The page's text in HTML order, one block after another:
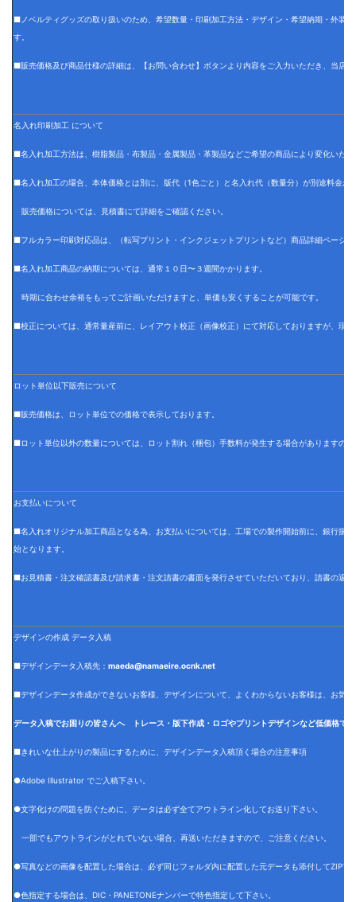
■ノベルティグッズの取り扱いのため、希望数量・印刷加工方法・デザイン・希望納期・外装
す。
■販売価格及び商品仕様の詳細は、【お問い合わせ】ボタンより内容をご入力いただき、当店
名入れ印刷加工 について
■名入れ加工方法は、樹脂製品・布製品・金属製品・革製品などご希望の商品により変化いたし
■名入れ加工の場合、本体価格とは別に、版代（1色ごと）と名入れ代（数量分）が別途料金が
販売価格については、見積書にて詳細をご確認ください。
■フルカラー印刷対応品は、（転写プリント・インクジェットプリントなど）商品詳細ページ
■名入れ加工商品の納期については、通常１０日〜３週間かかります。
時期に合わせ余裕をもってご計画いただけますと、単価も安くすることが可能です。
■校正については、通常量産前に、レイアウト校正（画像校正）にて対応しておりますが、現
ロット単位以下販売について
■販売価格は、ロット単位での価格で表示しております。
■ロット単位以外の数量については、ロット割れ（梱包）手数料が発生する場合がありますの
お支払いについて
■名入れオリジナル加工商品となる為、お支払いについては、工場での製作開始前に、銀行振
始となります。
■お見積書・注文確認書及び請求書・注文請書の書面を発行させていただいており、請書の返
デザインの作成 データ入稿
■デザインデータ入稿先： maeda@namaeire.ocnk.net
■デザインデータ作成ができないお客様、デザインについて、よくわからないお客様は、お気
データ入稿でお困りの皆さんへ トレース・版下作成・ロゴやプリントデザインなど低価格で
■きれいな仕上がりの製品にするために、デザインデータ入稿頂く場合の注意事項
●Adobe Illustrator でご入稿下さい。
●文字化けの問題を防ぐために、データは必ず全てアウトライン化してお送り下さい。
一部でもアウトラインがとれていない場合、再送いただきますので、ご注意ください。
●写真などの画像を配置した場合は、必ず同じフォルダ内に配置した元データも添付してZIPフ
●色指定する場合は、DIC・PANETONEナンバーで特色指定して下さい。